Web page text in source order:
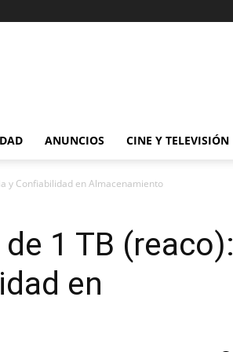
ANUNCIOS CINE Y TELEVISIÓN
y Confiabilidad en Almacenamiento
1 TB (reaco):
en